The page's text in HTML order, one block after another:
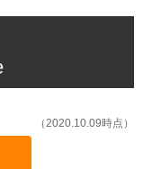
（2020.10.09時点）